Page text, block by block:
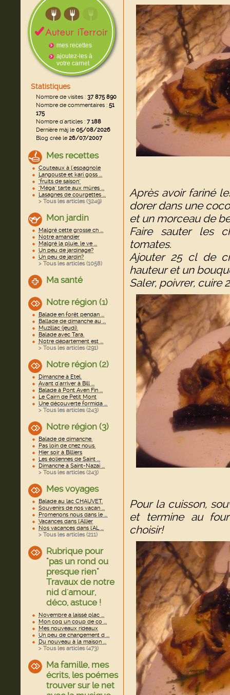
mes recettes
ajoutez-les à
votre carnet
Statistiques
Nombre de visites : 37 875 890
Nombre de commentaires : 51
175
Nombre d'articles : 7 188
Dernière màj le05/08/2026
Blog créé le26/07/2007
Mes recettes
Couteaux à l'espagnole
Langouste et kari goss ...
"fruits de saison"
"Méga" tarte aux mûres ...
Lasagnes de courgettes ...
> Tous les articles (3249)
Mon jardin
Malgré cette grosse ch ...
Notre amandier
Malgré la pluie, le ve ...
Un peu de jardinage?
Un peu de jardin?
> Tous les articles (1058)
Ma santé
Notre région (1)
Balade en forêt pendan ...
Ballade de dimanche au ...
Muzillac (jeudi).
Balade avec Tara.
Notre département est ...
> Tous les articles (291)
Notre région (2)
Dimanche à Etel.
Avant d'arriver à Bill ...
Balade à Pont Aven Fin ...
Le Cairn de Petit Mont
Une découverte formida ...
> Tous les articles (243)
Notre région (3)
Balade de dimanche.
Pas loin de chez nous.
Hier soir à Billiers
Les éoliennes de Saint ...
Dimanche à Saint-Nazai ...
> Tous les articles (243)
Mes voyages
Balade au lac CHAUVET.
Souvenirs de nos vacan ...
Promenons nous dans le ...
Vacances dans l'Allier
Nos vacances dans l'AL ...
> Tous les articles (211)
Rubrique pour
"pas un rond ou
presque rien"
Travaux de notre
nid d'amour,
déco, astuce !
Novembre a laissé plac ...
Mon coq un coup de co ...
Mes nouveaux rideaux
Un peu de changement d ...
Du nouveau à la maison ...
> Tous les articles (473)
Ma famille, mes
écrits, les poémes
trouver sur le net
Après avoir fariné
dorer dans une
et un morceau de
Faire sauter les
tomates.
Ajouter 25 cl de
hauteur et un
Saler, poivrer, cuire
Pour la cuisson,
et termine au
choisir!